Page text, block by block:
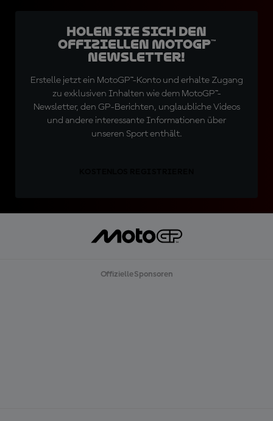
Holen Sie sich den
offiziellen MotoGP™
Newsletter!
Erstelle jetzt ein MotoGP™-Konto und erhalte Zugang
zu exklusiven Inhalten wie dem MotoGP™-
Newsletter, den GP-Berichten, unglaubliche Videos
und andere interessante Informationen über
unseren Sport enthält.
Offizielle Sponsoren